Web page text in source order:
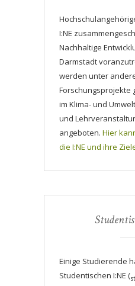
I:NE
Nachhaltige
Darmstadt
werden unter
Forschungsprojekte
im Klima- und
und
angeboten. Hier
die I:NE und ihre
Einige Studierende
Studentischen I:NE (st